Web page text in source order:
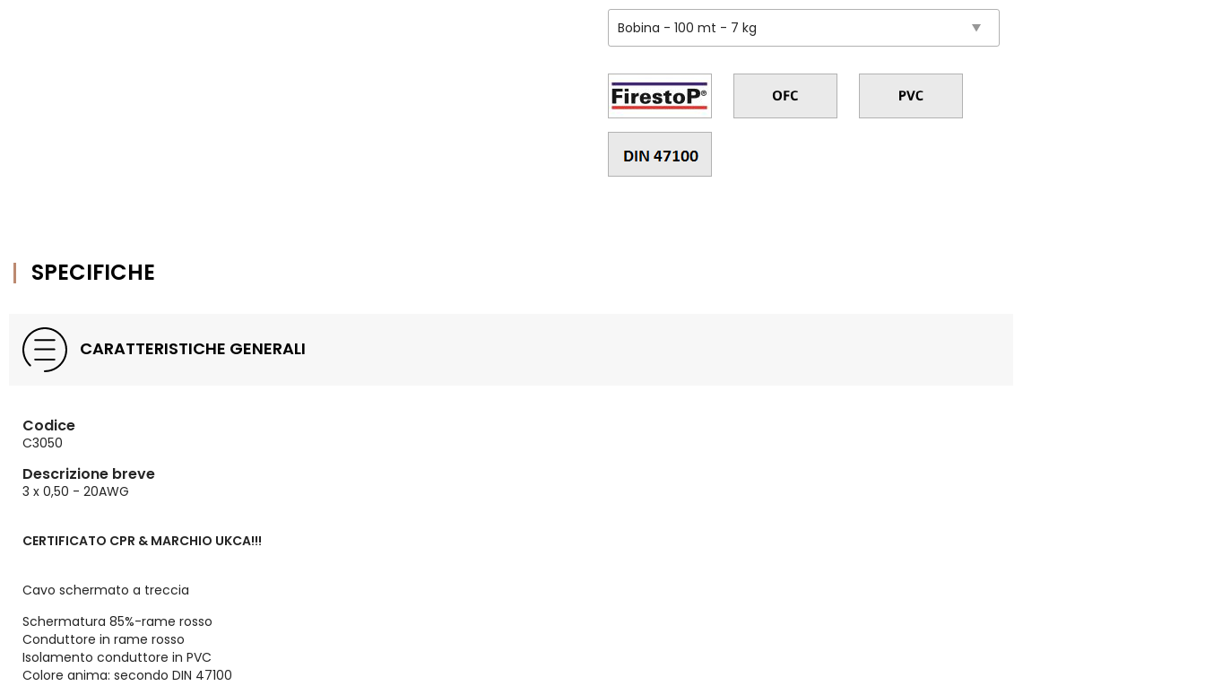
SPECIFICHE
CARATTERISTICHE GENERALI
Codice
C3050
Descrizione breve
3 x 0,50 - 20AWG
CERTIFICATO CPR & MARCHIO UKCA!!!
Cavo schermato a treccia
Schermatura 85%-rame rosso
Conduttore in rame rosso
Isolamento conduttore in PVC
Colore anima: secondo DIN 47100